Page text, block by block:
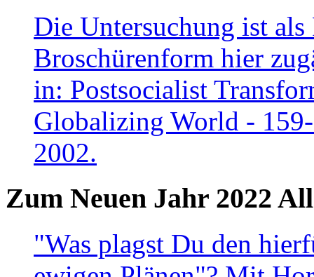
Die Untersuchung ist
Broschürenform hier
in: Postsocialist
Globalizing World -
2002.
Zum Neuen Jahr 2022
"Was plagst Du den